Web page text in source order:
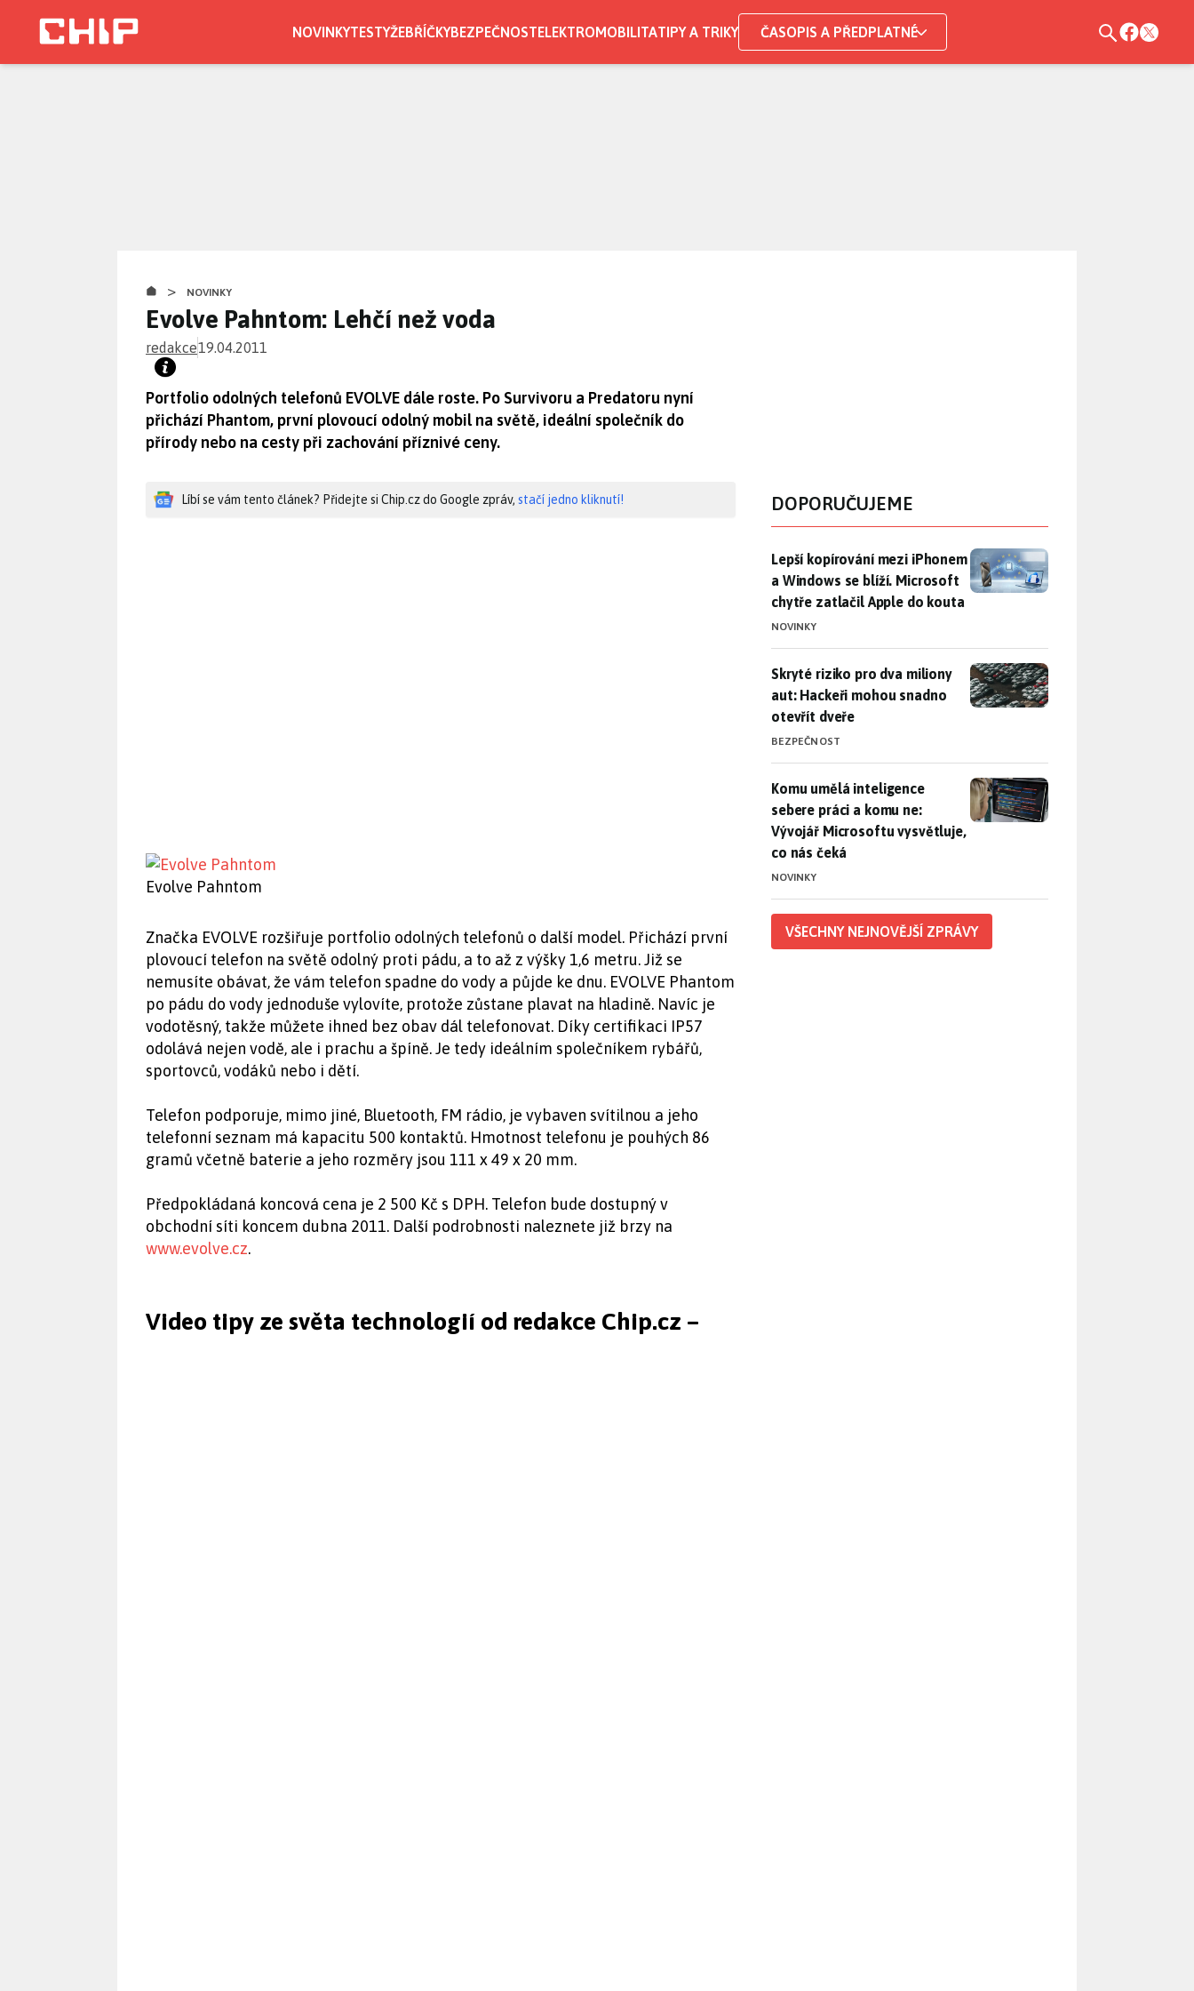
NOVINKYTESTYŽEBŘÍČKYBEZPEČNOSTELEKTROMOBILITATIPY A TRIKY ČASOPIS A PŘEDPLATNÉ
> NOVINKY
Evolve Pahntom: Lehčí než voda
redakce19.04.2011
Portfolio odolných telefonů EVOLVE dále roste. Po Survivoru a Predatoru nyní
přichází Phantom, první plovoucí odolný mobil na světě, ideální společník do
přírody nebo na cesty při zachování příznivé ceny.
Líbí se vám tento článek? Přidejte si Chip.cz do Google zpráv, stačí jedno kliknutí!
Evolve Pahntom
Značka EVOLVE rozšiřuje portfolio odolných telefonů o další model. Přichází první
plovoucí telefon na světě odolný proti pádu, a to až z výšky 1,6 metru. Již se
nemusíte obávat, že vám telefon spadne do vody a půjde ke dnu. EVOLVE Phantom
po pádu do vody jednoduše vylovíte, protože zůstane plavat na hladině. Navíc je
vodotěsný, takže můžete ihned bez obav dál telefonovat. Díky certifikaci IP57
odolává nejen vodě, ale i prachu a špíně. Je tedy ideálním společníkem rybářů,
sportovců, vodáků nebo i dětí.
Telefon podporuje, mimo jiné, Bluetooth, FM rádio, je vybaven svítilnou a jeho
telefonní seznam má kapacitu 500 kontaktů. Hmotnost telefonu je pouhých 86
gramů včetně baterie a jeho rozměry jsou 111 x 49 x 20 mm.
Předpokládaná koncová cena je 2 500 Kč s DPH. Telefon bude dostupný v
obchodní síti koncem dubna 2011. Další podrobnosti naleznete již brzy na
www.evolve.cz.
Video tipy ze světa technologií od redakce Chip.cz –
DOPORUČUJEME
Lepší kopírování mezi iPhonem a Windows se blíží. Microsoft
Lepší kopírování mezi iPhonem
a Windows se blíží. Microsoft
chytře zatlačil Apple do kouta
NOVINKY
Skryté riziko pro dva miliony aut: Hackeři mohou snadno otevřít
Skryté riziko pro dva miliony
aut: Hackeři mohou snadno
otevřít dveře
BEZPEČNOST
Komu umělá inteligence sebere práci a komu ne: Vývojář
Komu umělá inteligence
sebere práci a komu ne:
Vývojář Microsoftu vysvětluje,
co nás čeká
NOVINKY
VŠECHNY NEJNOVĚJŠÍ ZPRÁVY